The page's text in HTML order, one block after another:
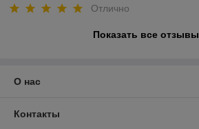
Отлично
Показать все отзывы
О нас
Контакты